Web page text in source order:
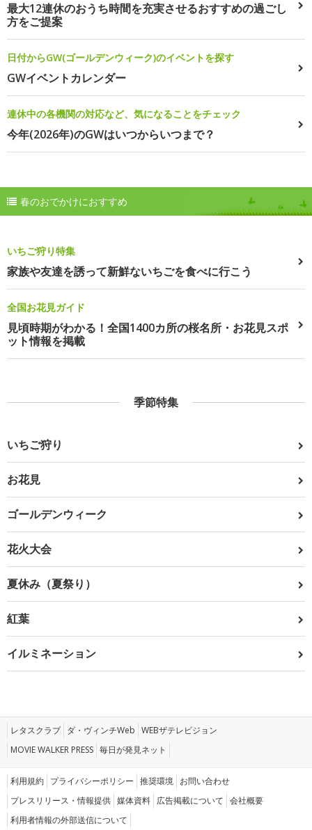
最大12連休のおうち時間を充実させるおすすめの過ごし
方をご提案
日付からGW(ゴールデンウィーク)のイベントを探す
GWイベントカレンダー
連休中の各機関の対応など、気になることをチェック
今年(2026年)のGWはいつからいつまで？
春のおでかけにおすすめ
いちご狩り特集
家族や友達を誘って新鮮ないちごを食べに行こう
全国お花見ガイド
見頃時期がわかる！全国1400カ所の桜名所・お花見スポ
ット情報を掲載
季節特集
いちご狩り
お花見
ゴールデンウィーク
花火大会
夏休み（夏祭り）
紅葉
イルミネーション
レタスクラブ ダ・ヴィンチWeb WEBザテレビジョン
MOVIE WALKER PRESS 毎日が発見ネット
利用規約 プライバシーポリシー 推奨環境 お問い合わせ
プレスリリース・情報提供 媒体資料 広告掲載について 会社概要
利用者情報の外部送信について